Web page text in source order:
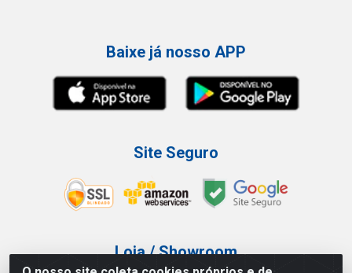
Baixe já nosso APP
Site Seguro
Loja / Showroom